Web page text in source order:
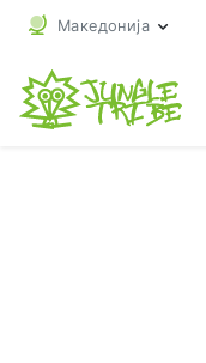
Македонија